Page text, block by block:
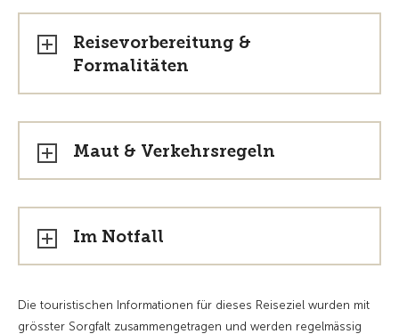
Reisevorbereitung &
Formalitäten
Maut & Verkehrsregeln
Im Notfall
Die touristischen Informationen für dieses Reiseziel wurden mit
grösster Sorgfalt zusammengetragen und werden regelmässig